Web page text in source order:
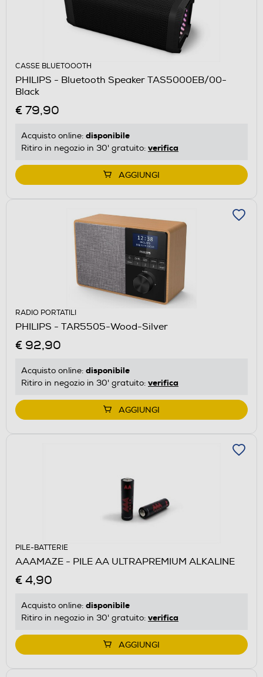
CASSE BLUETOOOTH
PHILIPS - Bluetooth Speaker TAS5000EB/00-
Black
€ 79,90
Acquisto online: disponibile
Ritiro in negozio in 30' gratuito: verifica
AGGIUNGI
RADIO PORTATILI
PHILIPS - TAR5505-Wood-Silver
€ 92,90
Acquisto online: disponibile
Ritiro in negozio in 30' gratuito: verifica
AGGIUNGI
PILE-BATTERIE
AAAMAZE - PILE AA ULTRAPREMIUM ALKALINE
€ 4,90
Acquisto online: disponibile
Ritiro in negozio in 30' gratuito: verifica
AGGIUNGI